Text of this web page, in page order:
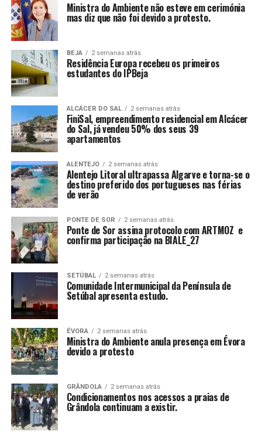
Ministra do Ambiente não esteve em cerimónia
mas diz que não foi devido a protesto.
BEJA 2 semanas atrás
Residência Europa recebeu os primeiros
estudantes do IPBeja
ALCÁCER DO SAL 2 semanas atrás
FiniSal, empreendimento residencial em Alcácer
do Sal, já vendeu 50% dos seus 39
apartamentos
ALENTEJO 2 semanas atrás
Alentejo Litoral ultrapassa Algarve e torna-se o
destino preferido dos portugueses nas férias
de verão
PONTE DE SOR 2 semanas atrás
Ponte de Sor assina protocolo com ARTMOZ e
confirma participação na BIALE_27
SETÚBAL 2 semanas atrás
Comunidade Intermunicipal da Península de
Setúbal apresenta estudo.
ÉVORA 2 semanas atrás
Ministra do Ambiente anula presença em Évora
devido a protesto
GRÂNDOLA 2 semanas atrás
Condicionamentos nos acessos a praias de
Grândola continuam a existir.